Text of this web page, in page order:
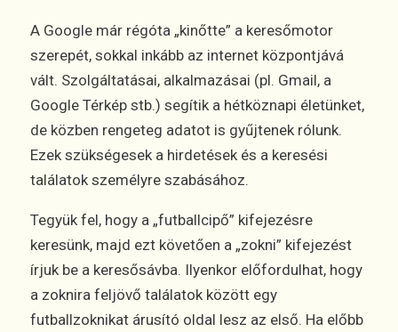
A Google már régóta „kinőtte” a keresőmotor
szerepét, sokkal inkább az internet központjává
vált. Szolgáltatásai, alkalmazásai (pl. Gmail, a
Google Térkép stb.) segítik a hétköznapi életünket,
de közben rengeteg adatot is gyűjtenek rólunk.
Ezek szükségesek a hirdetések és a keresési
találatok személyre szabásához.
Tegyük fel, hogy a „futballcipő” kifejezésre
keresünk, majd ezt követően a „zokni” kifejezést
írjuk be a keresősávba. Ilyenkor előfordulhat, hogy
a zoknira feljövő találatok között egy
futballzoknikat árusító oldal lesz az első. Ha előbb